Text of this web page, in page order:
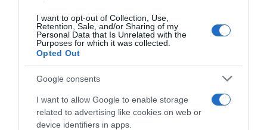
I want to opt-out of Collection, Use,
Retention, Sale, and/or Sharing of my
Personal Data that Is Unrelated with the
Purposes for which it was collected.
Opted Out
Google consents
I want to allow Google to enable storage
related to advertising like cookies on web or
device identifiers in apps.
Έκλεισε χωρίς κατεύθυνση το χρηματιστήριο
της Νέας Υόρκης
Ο δείκτης Dow Jones της βιομηχανίας έκλεισε με
άνοδο 328,64 μονάδων